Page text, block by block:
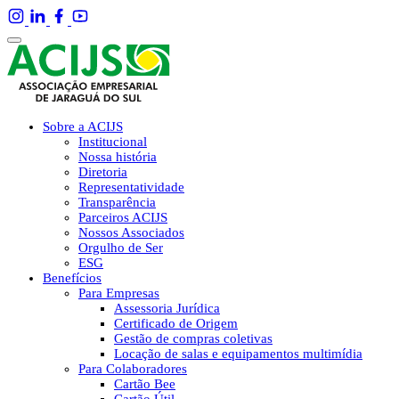
Sobre a ACIJS
Institucional
Nossa história
Diretoria
Representatividade
Transparência
Parceiros ACIJS
Nossos Associados
Orgulho de Ser
ESG
Benefícios
Para Empresas
Assessoria Jurídica
Certificado de Origem
Gestão de compras coletivas
Locação de salas e equipamentos multimídia
Para Colaboradores
Cartão Bee